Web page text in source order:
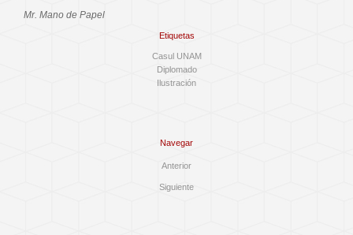
Mr. Mano de Papel
Etiquetas
Casul UNAM
Diplomado
Ilustración
Navegar
Anterior
Siguiente